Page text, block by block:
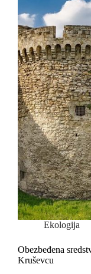
Ekologija
Obezbeđena
Kruševcu